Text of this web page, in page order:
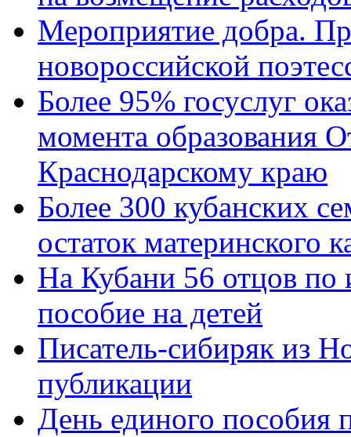
Мероприятие добра.
новороссийской
Более 95% госуслуг
момента образования
Краснодарскому краю
Более 300 кубанских
остаток материнского
На Кубани 56 отцов по
пособие на детей
Писатель-сибиряк из
публикации
День единого пособия